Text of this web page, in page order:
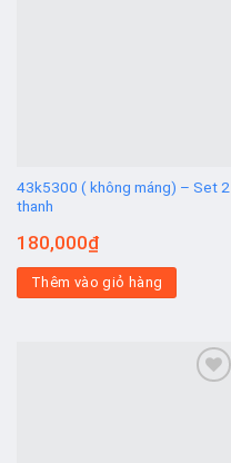
43k5300 ( không máng) – Set 2
thanh
180,000₫
Thêm vào giỏ hàng